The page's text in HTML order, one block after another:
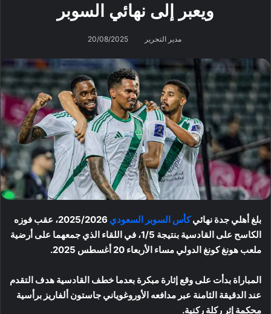
ويعبر إلى نهائي السوبر
مدير التحرير 20/08/2025
بلغ أهلي جدة نهائيكأس السوبر السعودي
2025/2026، عقب فوزه
الكاسح على القادسية بنتيجة 1/5، في اللقاء الذي جمعهما على أرضية
ملعب هونغ كونغ الدولي مساء الأربعاء 20 أغسطس 2025.
المباراة بدأت على وقع إثارة مبكرة بعدما خطف القادسية هدف التقدم
عند الدقيقة الثامنة عبر مدافعه الأوروغوياني جاستون ألفاريز برأسية
محكمة إثر ركلة ركنية.